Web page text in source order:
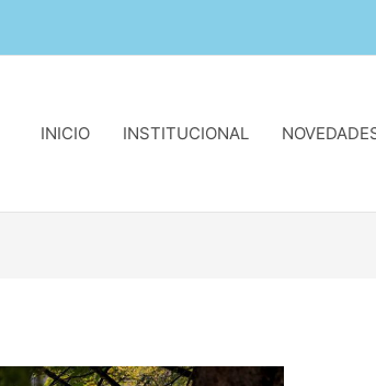
INICIO INSTITUCIONAL